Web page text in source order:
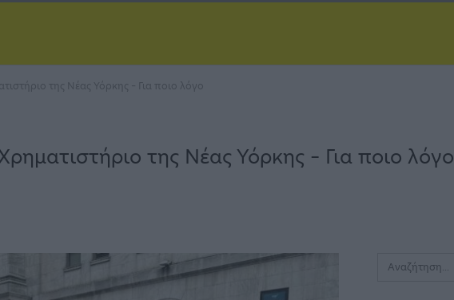
της Νέας Υόρκης – Για ποιο λόγο
της Νέας Υόρκης – Για ποιο λόγο